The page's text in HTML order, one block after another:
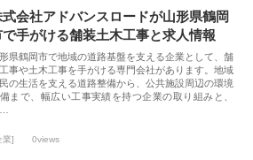
式会社アドバンスロードが山形県鶴岡
で手がける舗装土木工事と求人情報
県鶴岡市で地域の道路基盤を支える企業として、舗
事や土木工事を手がける専門会社があります。地域
の生活を支える道路整備から、公共施設周辺の環境
まで、幅広い工事実績を持つ企業の取り組みと、
業] 0views